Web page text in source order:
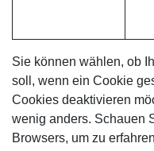
Sie können wählen, ob
soll, wenn ein Cookie
Cookies deaktivieren
wenig anders. Schauen
Browsers, um zu